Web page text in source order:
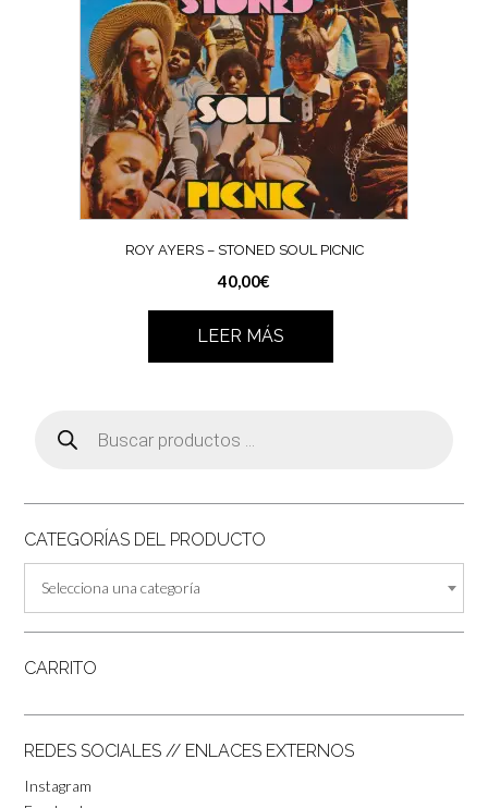
ROY AYERS – STONED SOUL PICNIC
40,00€
LEER MÁS
productos
CATEGORÍAS DEL PRODUCTO
Selecciona una categoría
CARRITO
REDES SOCIALES // ENLACES EXTERNOS
Instagram